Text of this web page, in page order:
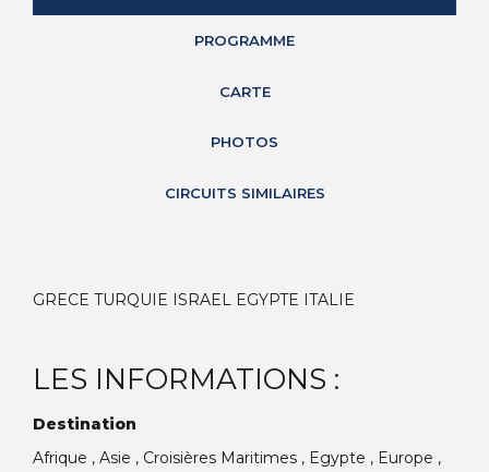
PROGRAMME
CARTE
PHOTOS
CIRCUITS SIMILAIRES
GRECE TURQUIE ISRAEL EGYPTE ITALIE
LES INFORMATIONS :
Destination
Afrique , Asie , Croisières Maritimes , Egypte , Europe ,